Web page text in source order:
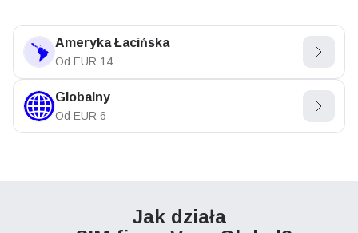
Ameryka Łacińska
Od EUR 14
Globalny
Od EUR 6
Jak działa